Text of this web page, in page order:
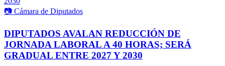
📷 Cámara de Diputados
DIPUTADOS AVALAN REDUCCIÓN DE
JORNADA LABORAL A 40 HORAS; SERÁ
GRADUAL ENTRE 2027 Y 2030